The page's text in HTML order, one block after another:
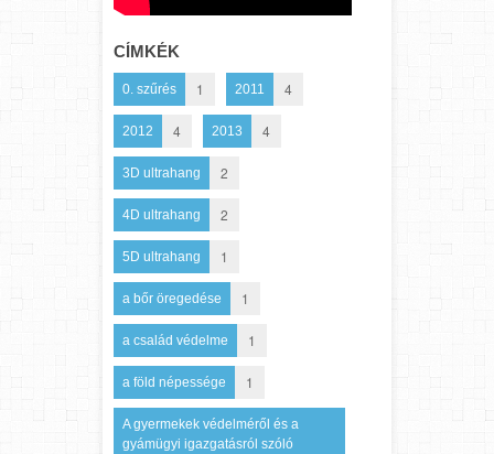
CÍMKÉK
0. szűrés 1 2011 4
2012 4 2013 4
3D ultrahang 2
4D ultrahang 2
5D ultrahang 1
a bőr öregedése 1
a család védelme 1
a föld népessége 1
A gyermekek védelméről és a
gyámügyi igazgatásról szóló